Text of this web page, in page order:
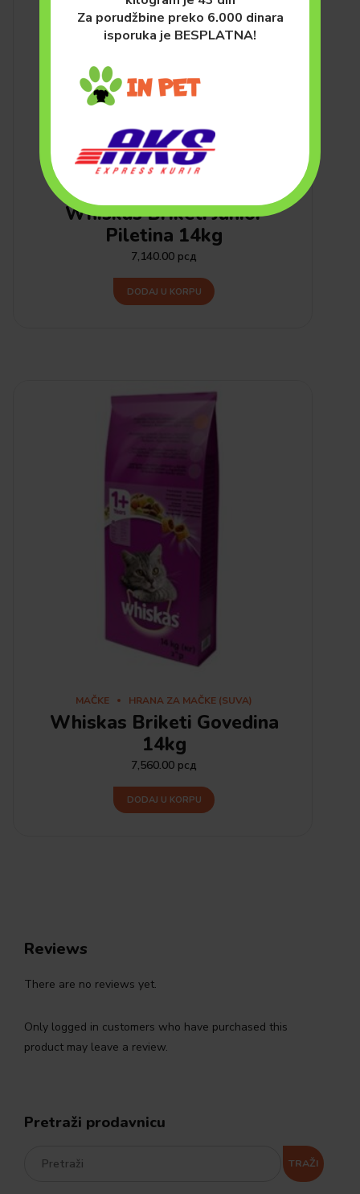
Whiskas Briketi Junior
Piletina 14kg
7,140.00 рсд
DODAJ U KORPU
MAČKE HRANA ZA MAČKE (SUVA)
Whiskas Briketi Govedina
14kg
7,560.00 рсд
DODAJ U KORPU
Reviews
There are no reviews yet.
Only logged in customers who have purchased this
product may leave a review.
Pretraži prodavnicu
TRAŽI
Za porudžbine preko 6.000 dinara
isporuka je BESPLATNA!